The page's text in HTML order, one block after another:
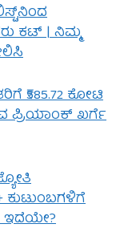
ಕಟ್ | ನಿಮ್ಮ
₹585.72 ಕೋಟಿ
ಪ್ರಿಯಾಂಕ್ ಖರ್ಗೆ
ಕುಟುಂಬಗಳಿಗೆ
ಇದೆಯೇ?